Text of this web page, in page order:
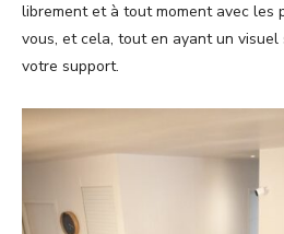
librement et à tout moment avec les
vous, et cela, tout en ayant un
votre support.